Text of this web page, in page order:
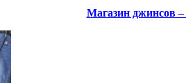
Магазин джинсов –